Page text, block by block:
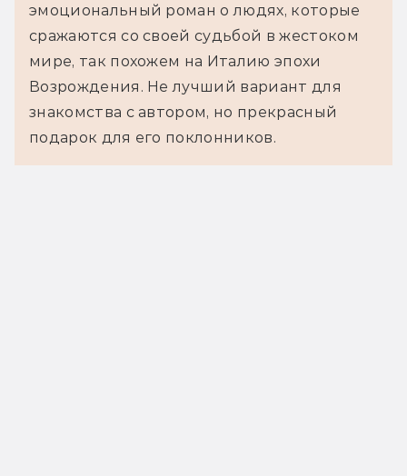
эмоциональный роман о людях, которые
сражаются со своей судьбой в жестоком
мире, так похожем на Италию эпохи
Возрождения. Не лучший вариант для
знакомства с автором, но прекрасный
подарок для его поклонников.